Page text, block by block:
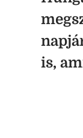
is,